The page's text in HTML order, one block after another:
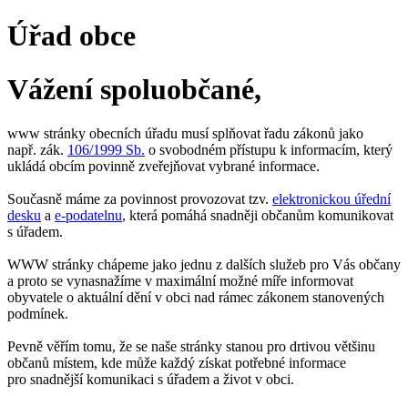
Úřad obce
Vážení spoluobčané,
www stránky obecních úřadu musí splňovat řadu zákonů jako
např. zák. 106/1999 Sb. o svobodném přístupu k informacím, který
ukládá obcím povinně zveřejňovat vybrané informace.
Současně máme za povinnost provozovat tzv. elektronickou úřední
desku a e-podatelnu, která pomáhá snadněji občanům komunikovat
s úřadem.
WWW stránky chápeme jako jednu z dalších služeb pro Vás občany
a proto se vynasnažíme v maximální možné míře informovat
obyvatele o aktuální dění v obci nad rámec zákonem stanovených
podmínek.
Pevně věřím tomu, že se naše stránky stanou pro drtivou většinu
občanů místem, kde může každý získat potřebné informace
pro snadnější komunikaci s úřadem a život v obci.